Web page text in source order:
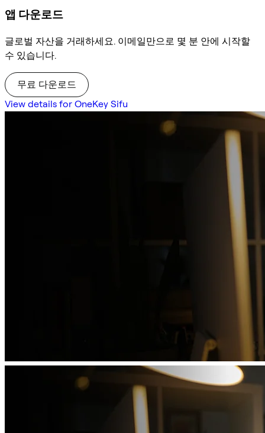
앱 다운로드
글로벌 자산을 거래하세요. 이메일만으로 몇 분 안에 시작할
수 있습니다.
무료 다운로드
View details for OneKey Sifu